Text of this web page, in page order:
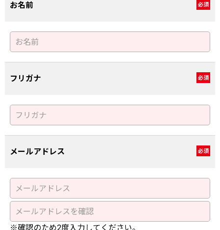
お名前 必須
フリガナ 必須
メールアドレス 必須
※確認のため2度入力してください。